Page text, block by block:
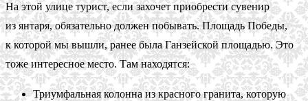
На этой улице турист, если захочет приобрести сувенир
из янтаря, обязательно должен побывать. Площадь Победы,
к которой мы вышли, ранее была Ганзейской площадью. Это
тоже интересное место. Там находятся:
Триумфальная колонна из красного гранита, которую